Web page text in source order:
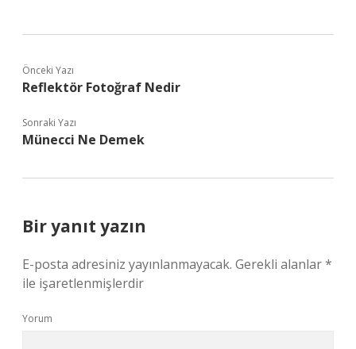
Önceki Yazı
Reflektör Fotoğraf Nedir
Sonraki Yazı
Münecci Ne Demek
Bir yanıt yazın
E-posta adresiniz yayınlanmayacak. Gerekli alanlar*
ile işaretlenmişlerdir
Yorum